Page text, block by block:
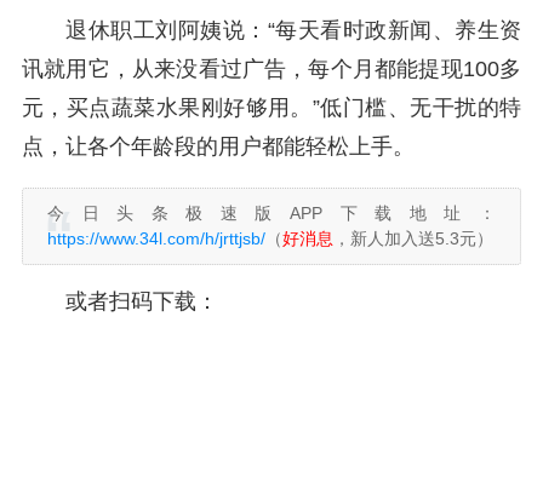
退休职工刘阿姨说：“每天看时政新闻、养生资
讯就用它，从来没看过广告，每个月都能提现100多
元，买点蔬菜水果刚好够用。”低门槛、无干扰的特
点，让各个年龄段的用户都能轻松上手。
今日头条极速版APP下载地址：
https://www.34l.com/h/jrttjsb/ （好消息 ，新人加入送5.3元）
或者扫码下载：